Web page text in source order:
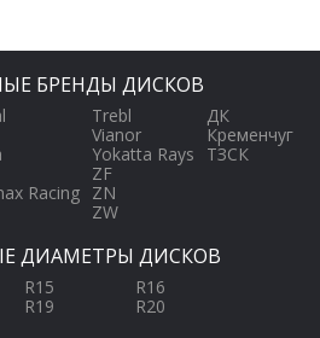
БРЕНДЫ ДИСКОВ
Racing
Trebl
Vianor
Yokatta Rays
ZF
ZN
ZW
ДК
Кременчуг
ТЗСК
ДИАМЕТРЫ ДИСКОВ
R15
R16
R19
R20